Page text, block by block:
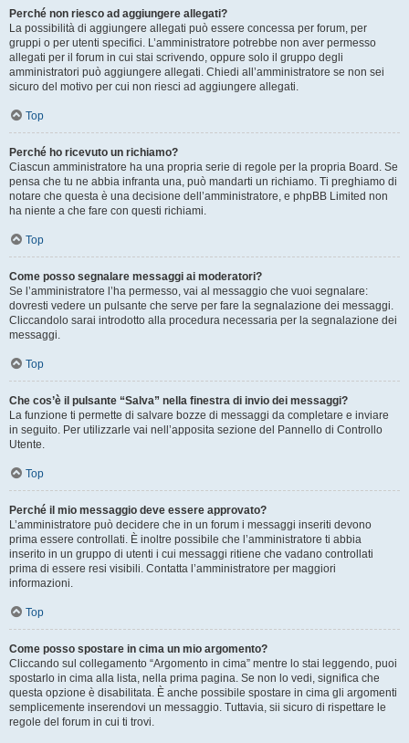
Perché non riesco ad aggiungere allegati?
La possibilità di aggiungere allegati può essere concessa per forum, per
gruppi o per utenti specifici. L’amministratore potrebbe non aver permesso
allegati per il forum in cui stai scrivendo, oppure solo il gruppo degli
amministratori può aggiungere allegati. Chiedi all’amministratore se non sei
sicuro del motivo per cui non riesci ad aggiungere allegati.
Top
Perché ho ricevuto un richiamo?
Ciascun amministratore ha una propria serie di regole per la propria Board. Se
pensa che tu ne abbia infranta una, può mandarti un richiamo. Ti preghiamo di
notare che questa è una decisione dell’amministratore, e phpBB Limited non
ha niente a che fare con questi richiami.
Top
Come posso segnalare messaggi ai moderatori?
Se l’amministratore l’ha permesso, vai al messaggio che vuoi segnalare:
dovresti vedere un pulsante che serve per fare la segnalazione dei messaggi.
Cliccandolo sarai introdotto alla procedura necessaria per la segnalazione dei
messaggi.
Top
Che cos’è il pulsante “Salva” nella finestra di invio dei messaggi?
La funzione ti permette di salvare bozze di messaggi da completare e inviare
in seguito. Per utilizzarle vai nell’apposita sezione del Pannello di Controllo
Utente.
Top
Perché il mio messaggio deve essere approvato?
L’amministratore può decidere che in un forum i messaggi inseriti devono
prima essere controllati. È inoltre possibile che l’amministratore ti abbia
inserito in un gruppo di utenti i cui messaggi ritiene che vadano controllati
prima di essere resi visibili. Contatta l’amministratore per maggiori
informazioni.
Top
Come posso spostare in cima un mio argomento?
Cliccando sul collegamento “Argomento in cima” mentre lo stai leggendo, puoi
spostarlo in cima alla lista, nella prima pagina. Se non lo vedi, significa che
questa opzione è disabilitata. È anche possibile spostare in cima gli argomenti
semplicemente inserendovi un messaggio. Tuttavia, sii sicuro di rispettare le
regole del forum in cui ti trovi.